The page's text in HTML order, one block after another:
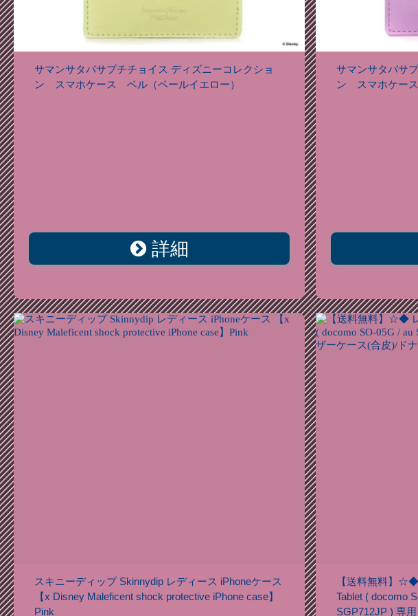
サマンサタバサプチチョイス ディズニーコレクショ
ン スマホケース ベル（ペールイエロー）
詳細
サマンサタバサ
ン スマホケー
スキニーディップ Skinnydip レディース iPhoneケース
【x Disney Maleficent shock protective iPhone case】
Pink
【送料無料】
Tablet ( docomo
SGP712JP ) 専